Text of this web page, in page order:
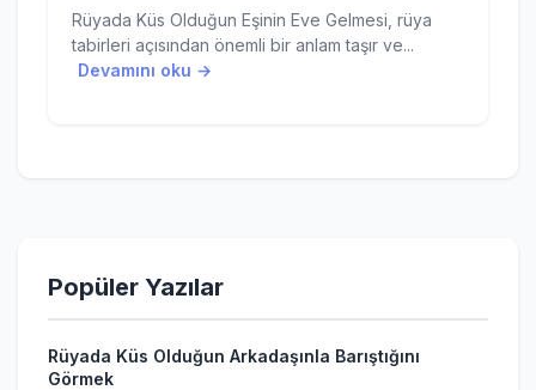
Rüyada Küs Olduğun Eşinin Eve Gelmesi, rüya
tabirleri açısından önemli bir anlam taşır ve...
Devamını oku →
Popüler Yazılar
Rüyada Küs Olduğun Arkadaşınla Barıştığını
Görmek